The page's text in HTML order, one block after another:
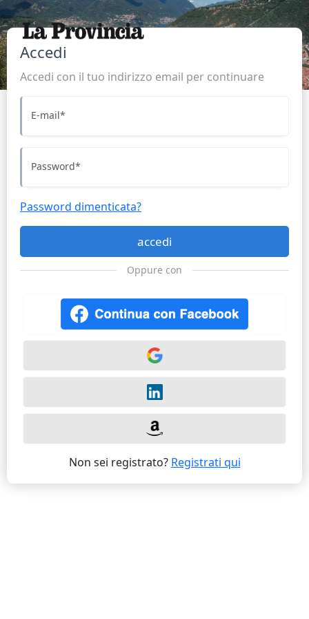
Accedi
Accedi con il tuo indirizzo email per continuare
E-mail*
Password*
Password dimenticata?
accedi
Oppure con
Non sei registrato? Registrati qui